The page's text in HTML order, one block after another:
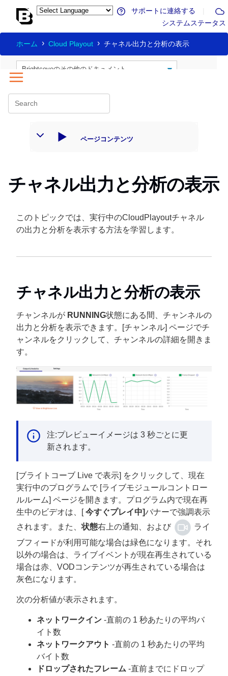
サポートに連絡する
システムステータス
ホーム Cloud Playout チャネル出力と分析の表示
ページコンテンツ
チャネル出力と分析の表示
このトピックでは、実行中のCloudPlayoutチャネル
の出力と分析を表示する方法を学習します。
チャネル出力と分析の表示
チャンネルが RUNNING状態にある間、チャンネルの
出力と分析を表示できます。[チャンネル] ページでチ
ャンネルをクリックして、チャンネルの詳細を開きま
す。
注:プレビューイメージは 3 秒ごとに更
新されます。
[ブライトコーブ Live で表示] をクリックして、現在
実行中のプログラムで [ライブモジュールコントロー
ルルーム] ページを開きます。プログラム内で現在再
生中のビデオは、[今すぐプレイ中]バナーで強調表示
されます。また、状態右上の通知、および
ライ
ブフィードが利用可能な場合は緑色になります。それ
以外の場合は、ライブイベントが現在再生されている
場合は赤、VODコンテンツが再生されている場合は
灰色になります。
次の分析値が表示されます。
ネットワークイン -直前の 1 秒あたりの平均バ
イト数
ネットワークアウト -直前の 1 秒あたりの平均
バイト数
ドロップされたフレーム -直前までにドロップ